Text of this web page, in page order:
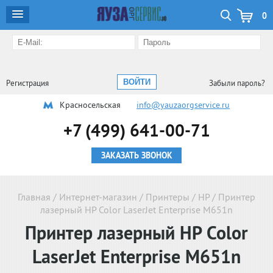
0
Забыли пароль?
Регистрация
Красносельская info@yauzaorgservice.ru
+7 (499) 641-00-71
ЗАКАЗАТЬ ЗВОНОК
Главная / Интернет-магазин / Принтеры / HP / Принтер
лазерный HP Color LaserJet Enterprise M651n
Принтер лазерный HP Color
LaserJet Enterprise M651n